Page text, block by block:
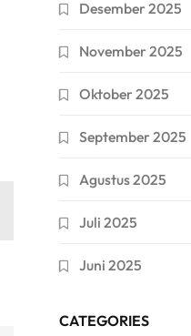
Desember 2025
November 2025
Oktober 2025
September 2025
Agustus 2025
Juli 2025
Juni 2025
CATEGORIES